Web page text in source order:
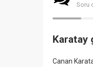
Soru
Karatay
Canan